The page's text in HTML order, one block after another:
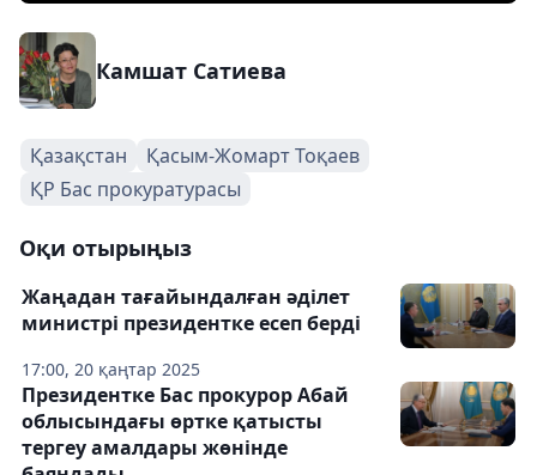
Камшат Сатиева
Қазақстан
Қасым-Жомарт Тоқаев
ҚР Бас прокуратурасы
Оқи отырыңыз
17:00, 20 қаңтар 2025
Жаңадан тағайындалған әділет
министрі президентке есеп берді
Президентке Бас прокурор Абай
облысындағы өртке қатысты
тергеу амалдары жөнінде